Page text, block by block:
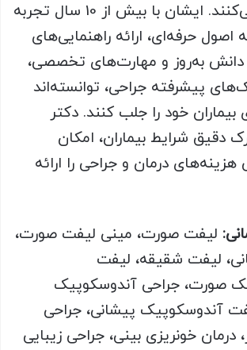
خود استفاده می‌کنند. ایشان با بیش از 10 سال تجربه
اصول حرفه‌ای، ارائه راهنمایی‌های
دانش به‌روز و مهارت‌های تخصصی،
پیشرفته جراحی، توانسته‌اند
خود را جلب کنند. دکتر
دقیق شرایط بیماران، امکان
درمان و جراحی را ارائه
لیفت صورت، مینی لیفت صورت،
لیفت شقیقه، لیفت
صورت، جراحی آندوسکوپیک
آندوسکوپیک پیشانی، جراحی
درمان خونریزی بینی، جراحی زیبایی